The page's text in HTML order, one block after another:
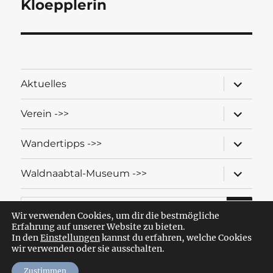
Kloepplerin
Aktuelles
öffnen
Verein ->>
öffnen
Wandertipps ->>
öffnen
Waldnaabtal-Museum ->>
öffnen
Suche
nach:
Wandern mit dem OWV Windischeschenbach-Neuhaus
Datenschutzerklärung
Wir verwenden Cookies, um dir die bestmögliche
Erfahrung auf unserer Website zu bieten.
In denEinstellungenkannst du erfahren, welche Cookies
wir verwenden oder sie ausschalten.
Zustimmen